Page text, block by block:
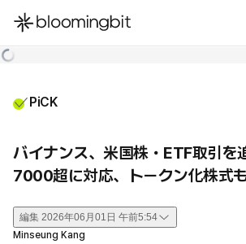
한국어
PiCK
バイナンス、米国株・ETF取引を
7000超に対応、トークン化株式
編集 2026年06月01日 午前5:54
Minseung Kang